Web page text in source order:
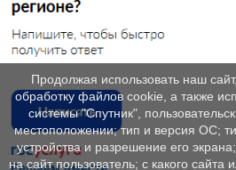
Продолжая использовать наш
обработку файлов cookie, а также
системы "Спутник",
местоположении; тип и версия ОС;
устройства и разрешение его
на сайт пользователь; с какого сайта